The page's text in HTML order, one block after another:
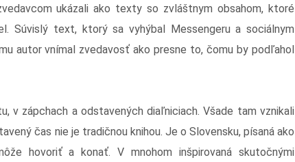
ukázali ako texty so zvláštnym obsahom, ktoré
Súvislý text, ktorý sa vyhýbal Messengeru a sociálnym
autor vnímal zvedavosť ako presne to, čomu by podľahol
v zápchach a odstavených diaľniciach. Všade tam vznikali
čas nie je tradičnou knihou. Je o Slovensku, písaná ako
hovoriť a konať. V mnohom inšpirovaná skutočnými